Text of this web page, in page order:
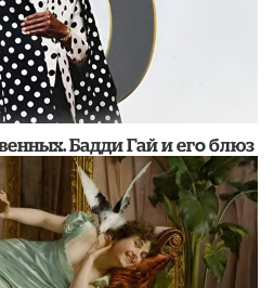
Бадди Гай и его блюз